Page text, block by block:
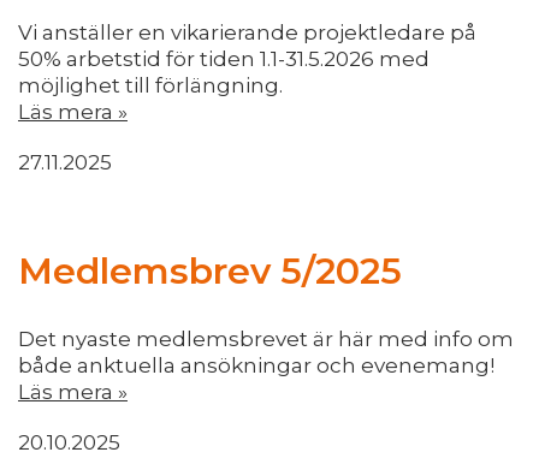
Vi anställer en vikarierande projektledare på
50% arbetstid för tiden 1.1-31.5.2026 med
möjlighet till förlängning.
Läs mera »
27.11.2025
Medlemsbrev 5/2025
Det nyaste medlemsbrevet är här med info om
både anktuella ansökningar och evenemang!
Läs mera »
20.10.2025